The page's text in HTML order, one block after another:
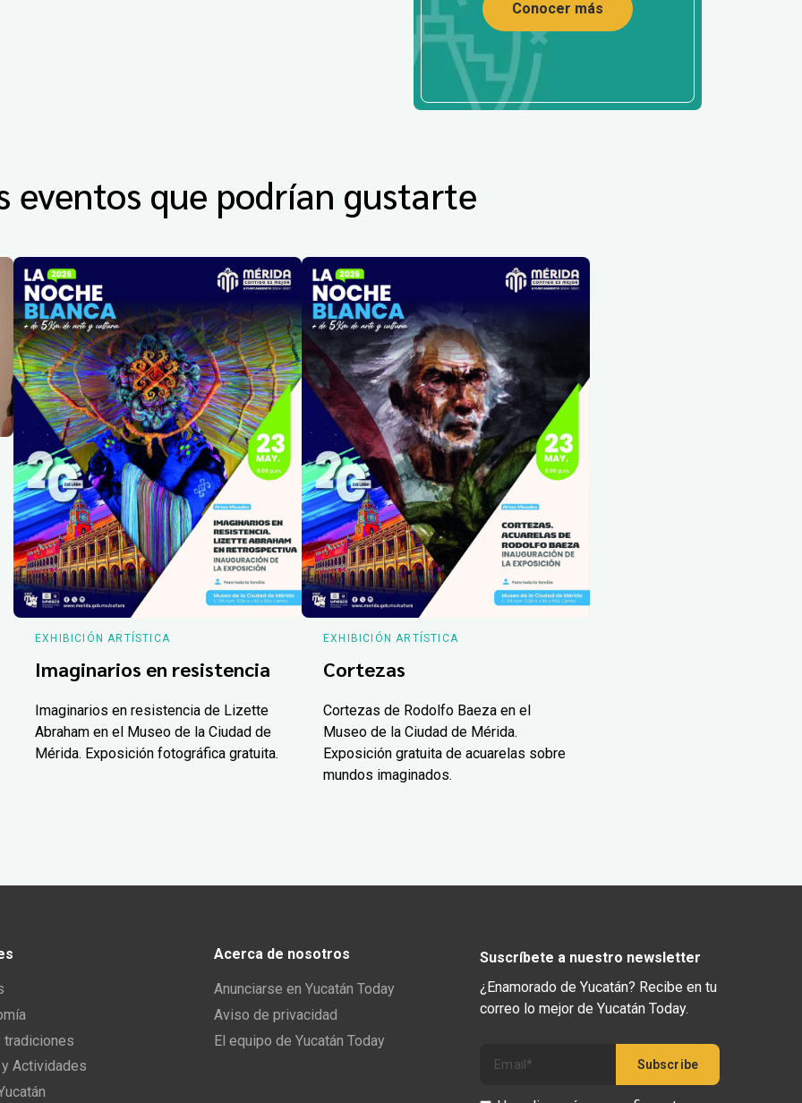
Conocer más
eventos que podrían gustarte
EXHIBICIÓN ARTÍSTICA
Imaginarios en resistencia
Imaginarios en resistencia de Lizette
Abraham en el Museo de la Ciudad de
Mérida. Exposición fotográfica gratuita.
EXHIBICIÓN ARTÍSTICA
Cortezas
Cortezas de Rodolfo Baeza en el
Museo de la Ciudad de Mérida.
Exposición gratuita de acuarelas sobre
mundos imaginados.
tradiciones
Actividades
Acerca de nosotros
Anunciarse en Yucatán Today
Aviso de privacidad
El equipo de Yucatán Today
Suscríbete a nuestro newsletter
¿Enamorado de Yucatán? Recibe en tu
correo lo mejor de Yucatán Today.